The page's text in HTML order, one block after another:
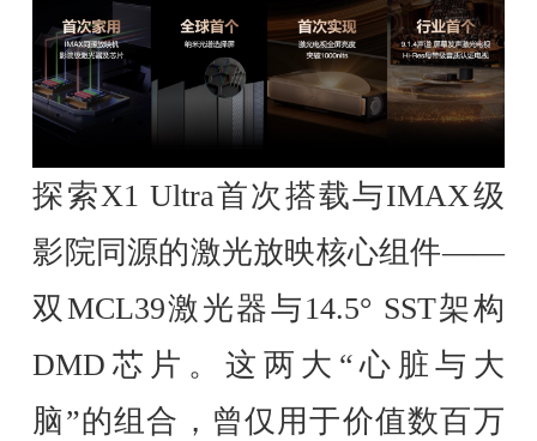
探索X1 Ultra首次搭载与IMAX级
影院同源的激光放映核心组件——
双MCL39激光器与14.5° SST架构
DMD芯片。这两大“心脏与大
脑”的组合，曾仅用于价值数百万